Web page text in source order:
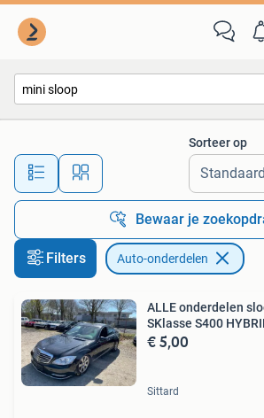
Alle afstanden…
Sorteer op
Bewaar je
Filters Auto-onderdelen
ALLE onderdelen
SKlasse S400
€ 5,00
Sittard